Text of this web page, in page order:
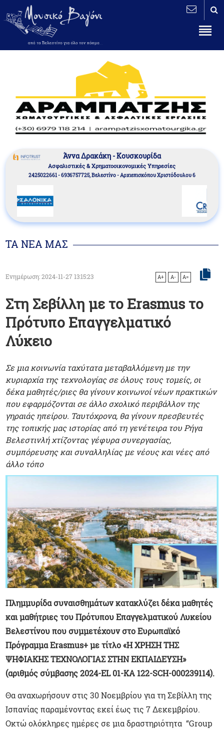
Άννα Δρακάκη - Κουσκουρίδα
Aσφαλιστικές & Χρηματοοικονομικές Υπηρεσίες
2425022661 - 6936757725, Βελεστίνο - Αρχιεπισκόπου Χριστόδουλου 6
ΤΑ ΝΕΑ ΜΑΣ
Ενημέρωση: 2024-11-27 13:15:23 A+ A- A=
Στη Σεβίλλη με το Erasmus το
Πρότυπο Επαγγελματικό
Λύκειο
Σε μια κοινωνία ταχύτατα μεταβαλλόμενη με την
κυριαρχία της τεχνολογίας σε όλους τους τομείς, οι
δέκα μαθητές/ριες θα γίνουν κοινωνοί νέων πρακτικών
που εφαρμόζονται σε άλλο σχολικό περιβάλλον της
γηραιάς ηπείρου. Ταυτόχρονα, θα γίνουν πρεσβευτές
της τοπικής μας ιστορίας από τη γενέτειρα του Ρήγα
Βελεστινλή χτίζοντας γέφυρα συνεργασίας,
συμπόρευσης και συναλληλίας με νέους και νέες από
άλλο τόπο
Πλημμυρίδα συναισθημάτων κατακλύζει δέκα μαθητές
και μαθήτριες του Πρότυπου Επαγγελματικού Λυκείου
Βελεστίνου που συμμετέχουν στο Ευρωπαϊκό
Πρόγραμμα Erasmus+ με τίτλο «Η ΧΡΗΣΗ ΤΗΣ
ΨΗΦΙΑΚΗΣ ΤΕΧΝΟΛΟΓΙΑΣ ΣΤΗΝ ΕΚΠΑΙΔΕΥΣΗ»
(αριθμός σύμβασης 2024-EL 01-KA 122-SCH-000239114).
Θα αναχωρήσουν στις 30 Νοεμβρίου για τη Σεβίλλη της
Ισπανίας παραμένοντας εκεί έως τις 7 Δεκεμβρίου.
Οκτώ ολόκληρες ημέρες σε μια δραστηριότητα “Group